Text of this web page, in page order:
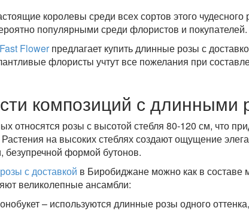
королевы среди всех сортов этого чудесного
популярными среди флористов и покупателей.
Flower предлагает купить длинные розы с
флористы учтут все пожелания при
композиций с длинными
относятся розы с высотой стебля 80-120 см, что
Растения на высоких стеблях создают ощущение
безупречной формой бутонов.
с доставкой в Биробиджане можно как в составе
великолепные ансамбли:
– используются длинные розы одного